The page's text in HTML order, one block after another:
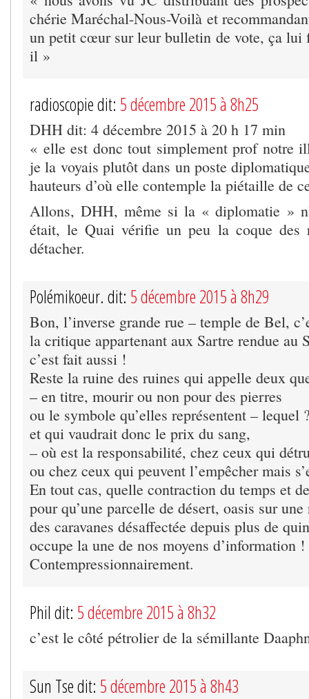
chérie Maréchal-Nous-Voilà et
un petit cœur sur leur bulletin de vote, ça lui
il »
radioscopie dit: 5 décembre 2015 à 8h25
DHH dit: 4 décembre 2015 à 20 h 17 min
« elle est donc tout simplement prof notre
je la voyais plutôt dans un poste
hauteurs d’où elle contemple la piétaille de
Allons, DHH, même si la « diplomatie »
était, le Quai vérifie un peu la coque des
détacher.
Polémikoeur. dit: 5 décembre 2015 à 8h29
Bon, l’inverse grande rue – temple de Bel,
la critique appartenant aux Sartre rendue au
c’est fait aussi !
Reste la ruine des ruines qui appelle deux
– en titre, mourir ou non pour des pierres
ou le symbole qu’elles représentent – lequel
et qui vaudrait donc le prix du sang,
– où est la responsabilité, chez ceux qui
ou chez ceux qui peuvent l’empêcher mais
En tout cas, quelle contraction du temps et
pour qu’une parcelle de désert, oasis sur une
des caravanes désaffectée depuis plus de
occupe la une de nos moyens d’information !
Contempressionnairement.
Phil dit: 5 décembre 2015 à 8h32
c’est le côté pétrolier de la sémillante
Sun Tse dit: 5 décembre 2015 à 8h43